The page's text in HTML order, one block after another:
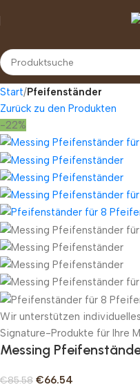
Start Pfeifenständer
Zurück zu den Produkten
-22%
Wir unterstützen
Signature-Produkte für Ihre
Messing
€85.58 €66.54